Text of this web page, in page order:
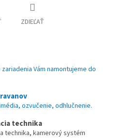
ZDIEĽAŤ
Vám namontujeme do
ozvučenie, odhlučnenie.
technika
technika, kamerový systém